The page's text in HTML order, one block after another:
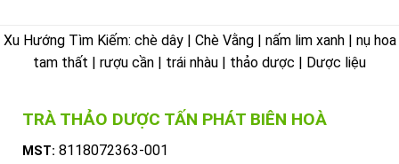
Xu Hướng Tìm Kiếm: chè dây | Chè Vằng | nấm lim xanh | nụ hoa
tam thất | rượu cần | trái nhàu | thảo dược | Dược liệu
TRÀ THẢO DƯỢC TẤN PHÁT BIÊN HOÀ
MST: 8118072363-001